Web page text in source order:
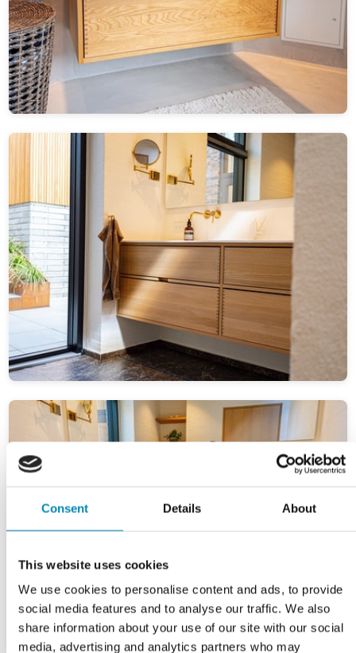
Consent Details About
This website uses cookies
We use cookies to personalise content and ads, to provide
social media features and to analyse our traffic. We also
share information about your use of our site with our social
media, advertising and analytics partners who may